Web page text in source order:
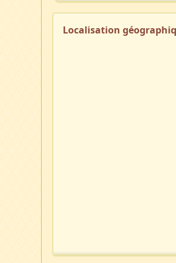
Localisation